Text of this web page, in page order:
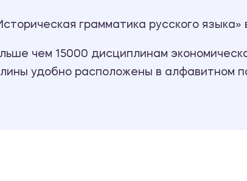
грамматика русского языка»
чем 15000 дисциплинам
удобно расположены в алфавитном